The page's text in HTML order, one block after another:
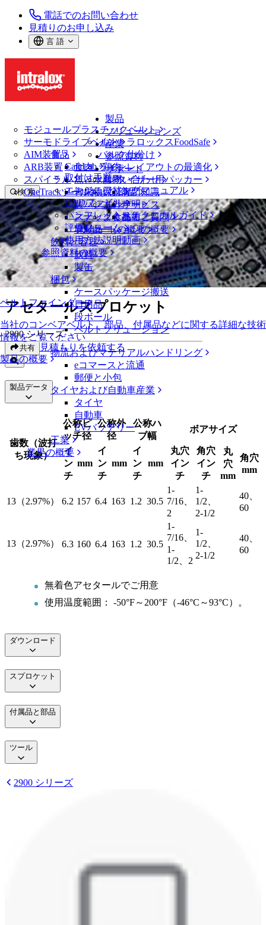
電話でのお問い合わせ
見積りのお申し込み
言 語
製品
モジュールプラスチックベルト
サーモドライブベルト
AIM装置
ARB装置
スパイラル
OneTrackツールおよび部品
ベルトファインダー
当社のコンベアベルト、部品、付属品などに関する詳細な技術
情報をご覧ください
製品の概要
ソリューションズ
イントラロックスFoodSafe
バルク仕分け
ラインレイアウトの最適化
パレタイザー用パッカー
専門知識
サービス
技術
ソリューションの概要
産業
食品
食肉、鶏肉
魚と水産物
青果物
製パン
スナック食品
乳製品
飲料と容器
飲料
製缶
梱包
ケースパッケージ搬送
日用品
段ボール
ベルトソリューション
物流およびマテリアルハンドリング
eコマースと流通
郵便と小包
タイヤおよび自動車産業
タイヤ
自動車
EVバッテリー
工業
業界の概要
参照資料
CalcLab
取付け手順
エンジニアリングマニュアル
CADファイル
パンフレット・テクニカルガイド
評価フォーム
使用方法説明動画
参照資料の概要
サポート
お問い合わせ
保証
方針声明
よくあるご質問
サポートの概要
検 索
メニューを開く
ベルトファインダー
ベルトファインダー
モジュールプラスチックベルト
2900 シリーズ
アセタールスプロケット
アセタールスプロケット
2900 シリーズ
共有 見積もりを依頼する
製品データ
歯数（波打
ち現象）
公称ピ
ッチ径
公称外
径
公称ハ
ブ幅
ボアサイズ
イ
ン
チ
mm
イ
ン
チ
mm
イ
ン
チ
mm
丸穴
イン
チ
角穴
イン
チ
丸
穴
mm
角穴
mm
13（2.97%） 6.2 157 6.4 163 1.2 30.5
1-
7/16、
2
1-
1/2、
2-1/2
40、
60
13（2.97%） 6.3 160 6.4 163 1.2 30.5
1-
7/16、
1-
1/2、2
1-
1/2、
2-1/2
40、
60
無着色アセタールでご用意
使用温度範囲： -50°F～200°F（-46°C～93°C）。
ダウンロード
スプロケット
付属品と部品
ツール
2900 シリーズ